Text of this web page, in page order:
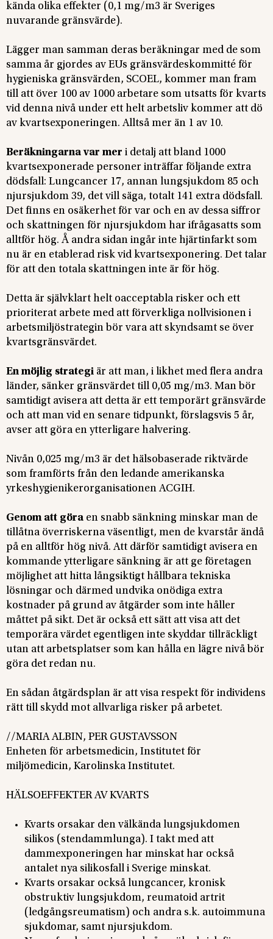
kända olika effekter (0,1 mg/m3 är Sveriges
nuvarande gränsvärde).
Lägger man samman deras beräkningar med de som
samma år gjordes av EUs gränsvärdeskommitté för
hygieniska gränsvärden, SCOEL, kommer man fram
till att över 100 av 1000 arbetare som utsatts för kvarts
vid denna nivå under ett helt arbetsliv kommer att dö
av kvartsexponeringen. Alltså mer än 1 av 10.
Beräkningarna var mer i detalj att bland 1000
kvartsexponerade personer inträffar följande extra
dödsfall: Lungcancer 17, annan lungsjukdom 85 och
njursjukdom 39, det vill säga, totalt 141 extra dödsfall.
Det finns en osäkerhet för var och en av dessa siffror
och skattningen för njursjukdom har ifrågasatts som
alltför hög. Å andra sidan ingår inte hjärtinfarkt som
nu är en etablerad risk vid kvartsexponering. Det talar
för att den totala skattningen inte är för hög.
Detta är självklart helt oacceptabla risker och ett
prioriterat arbete med att förverkliga nollvisionen i
arbetsmiljöstrategin bör vara att skyndsamt se över
kvartsgränsvärdet.
En möjlig strategi är att man, i likhet med flera andra
länder, sänker gränsvärdet till 0,05 mg/m3. Man bör
samtidigt avisera att detta är ett temporärt gränsvärde
och att man vid en senare tidpunkt, förslagsvis 5 år,
avser att göra en ytterligare halvering.
Nivån 0,025 mg/m3 är det hälsobaserade riktvärde
som framförts från den ledande amerikanska
yrkeshygienikerorganisationen ACGIH.
Genom att göra en snabb sänkning minskar man de
tillåtna överriskerna väsentligt, men de kvarstår ändå
på en alltför hög nivå. Att därför samtidigt avisera en
kommande ytterligare sänkning är att ge företagen
möjlighet att hitta långsiktigt hållbara tekniska
lösningar och därmed undvika onödiga extra
kostnader på grund av åtgärder som inte håller
måttet på sikt. Det är också ett sätt att visa att det
temporära värdet egentligen inte skyddar tillräckligt
utan att arbetsplatser som kan hålla en lägre nivå bör
göra det redan nu.
En sådan åtgärdsplan är att visa respekt för individens
rätt till skydd mot allvarliga risker på arbetet.
//MARIA ALBIN, PER GUSTAVSSON
Enheten för arbetsmedicin, Institutet för
miljömedicin, Karolinska Institutet.
HÄLSOEFFEKTER AV KVARTS
Kvarts orsakar den välkända lungsjukdomen
silikos (stendammlunga). I takt med att
dammexponeringen har minskat har också
antalet nya silikosfall i Sverige minskat.
Kvarts orsakar också lungcancer, kronisk
obstruktiv lungsjukdom, reumatoid artrit
(ledgångsreumatism) och andra s.k. autoimmuna
sjukdomar, samt njursjukdom.